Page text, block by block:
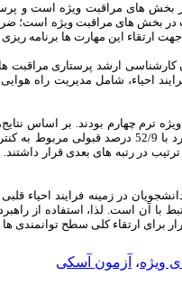
در بخش های مراقبت ویژه است و
در بخش های مراقبت ویژه است؛
ارتقاء این مهارت ها برنامه
کارشناسی ارشد پرستاری
احیاء، شامل مدیریت راه
پرستاری ویژه ترم چهارم بودند. بر
و تفسیر نوار قلب (11/8 درصد) به ترتیب در
در زمینه فرایند
با آن است. لذا، استفاده از
برای ارتقاء کلی سطح
ویژه، آزمون آسکی